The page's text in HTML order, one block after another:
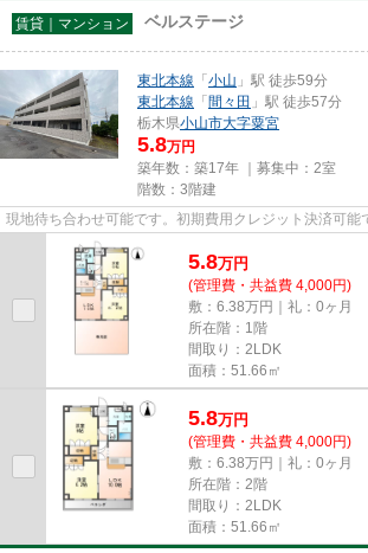
賃貸｜マンション ベルステージ
東北本線 「小山 」駅 徒歩59分
東北本線 「間々田 」駅 徒歩57分
栃木県小山市大字粟宮
5.8万円
築年数：築17年 ｜募集中： 2室
階数：3階建
現地待ち合わせ可能です。初期費用クレジット決済可能
5.8万円
(管理費・共益費 4,000円)
敷：6.38万円｜礼：0ヶ月
所在階：1階
間取り：2LDK
面積：51.66㎡
5.8万円
(管理費・共益費 4,000円)
敷：6.38万円｜礼：0ヶ月
所在階：2階
間取り：2LDK
面積：51.66㎡